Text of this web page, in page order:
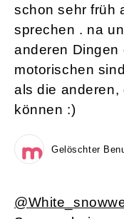
schon sehr früh
sprechen . na
anderen Dingen
motorischen
als die anderen,
können :)
Gelöschter